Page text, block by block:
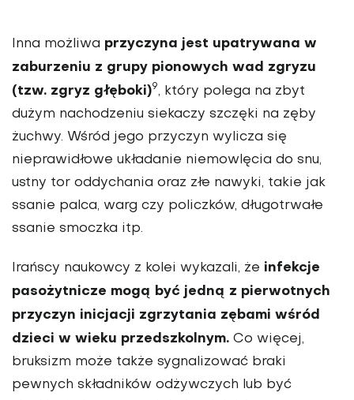
Inna możliwa przyczyna jest upatrywana w
zaburze­niu z grupy pionowych wad zgryzu
(tzw. zgryz głęboki)9, który polega na zbyt
dużym nachodzeniu siekaczy szczę­ki na zęby
żuchwy. Wśród jego przyczyn wylicza się
nieprawidłowe układanie nie­mowlęcia do snu,
ustny tor oddychania oraz złe nawy­ki, takie jak
ssanie palca, warg czy policzków, długo­trwałe
ssanie smoczka itp.
Irańscy naukowcy z kolei wykazali, że infekcje
pasożyt­nicze mogą być jedną z pier­wotnych
przyczyn inicjacji zgrzytania zębami wśród
dzie­ci w wieku przedszkolnym. Co więcej,
bruksizm może także sygnalizować braki
pewnych składników odżyw­czych lub być